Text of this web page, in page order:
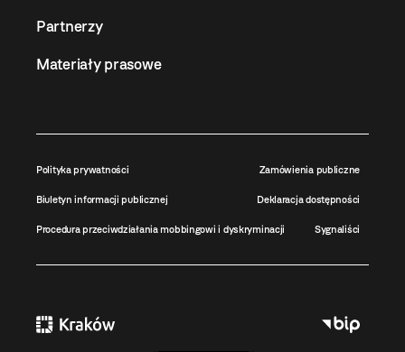
Partnerzy
Materiały prasowe
Polityka prywatności Zamówienia publiczne
Biuletyn informacji publicznej Deklaracja dostępności
Procedura przeciwdziałania mobbingowi i dyskryminacji Sygnaliści